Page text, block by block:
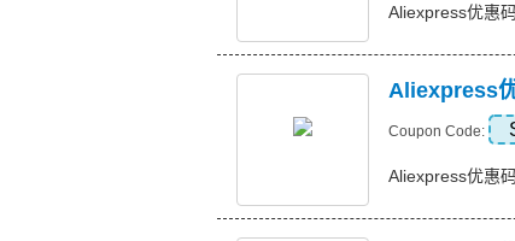
Aliexpress优惠
Aliexpress
Coupon Code:
Aliexpress优惠